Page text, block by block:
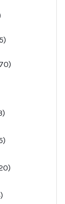
5
produkter
produkter
produkter
produkter
produkter